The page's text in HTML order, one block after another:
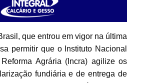
que entrou em vigor na última
permitir que o Instituto Nacional
Agrária (Incra) agilize os
fundiária e de entrega de